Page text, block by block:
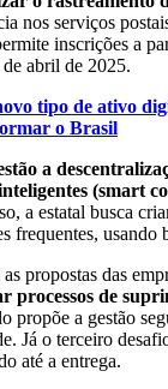
nos serviços
inscrições a
abril de 2025.
tipo de ativo
o Brasil
a
(smart
a estatal busca
frequentes, usando
propostas das
processos de
propõe a gestão
Já o terceiro
até a entrega.